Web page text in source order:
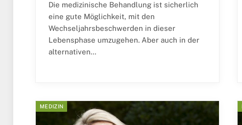
Die medizinische Behandlung ist sicherlich
eine gute Möglichkeit, mit den
Wechseljahrsbeschwerden in dieser
Lebensphase umzugehen. Aber auch in der
alternativen…
MEDIZIN